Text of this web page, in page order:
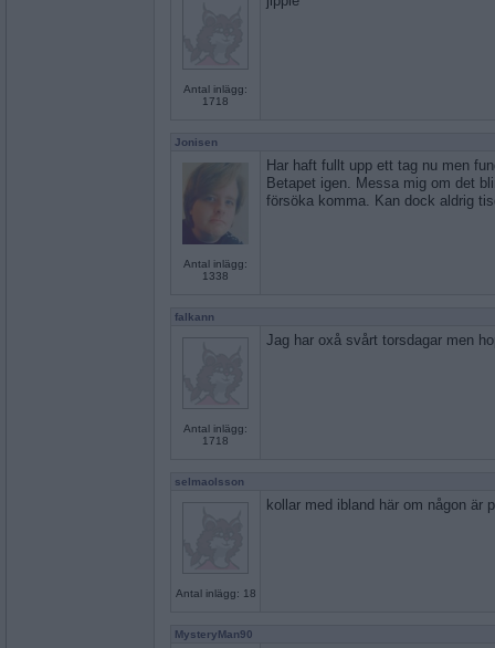
Antal inlägg:
1718
Jonisen
Antal inlägg:
1338
Har haft fullt upp ett tag nu men
Betapet igen. Messa mig om det
försöka komma. Kan dock aldrig
falkann
Antal inlägg:
1718
Jag har oxå svårt torsdagar men
selmaolsson
Antal inlägg: 18
kollar med ibland här om någon är
MysteryMan90